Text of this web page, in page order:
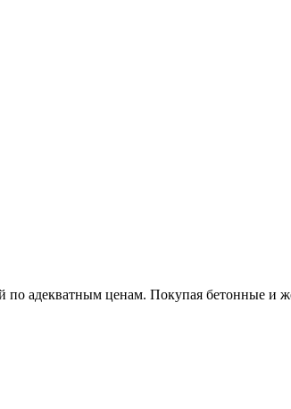
адекватным ценам. Покупая бетонные и